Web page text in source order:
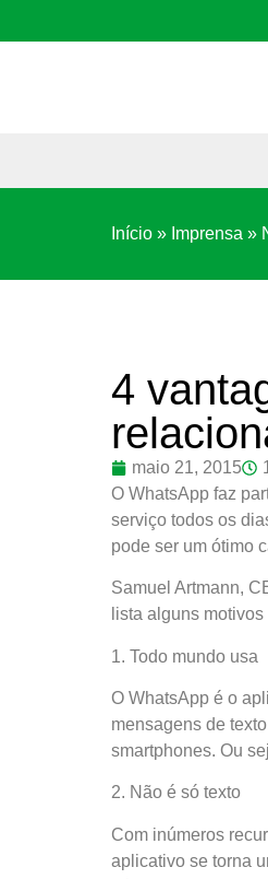
Início » Imprensa »
4
maio 21, 2015
O WhatsApp faz
serviço todos os
pode ser um ótimo
Samuel Artmann,
lista alguns
1. Todo mundo usa
O WhatsApp é o
mensagens de
smartphones. Ou
2. Não é só texto
Com inúmeros
aplicativo se torna